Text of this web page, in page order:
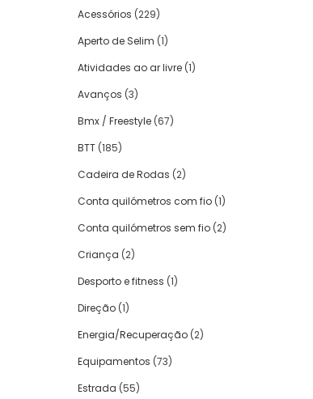
Acessórios (229)
Aperto de Selim (1)
Atividades ao ar livre (1)
Avanços (3)
Bmx / Freestyle (67)
BTT (185)
Cadeira de Rodas (2)
Conta quilómetros com fio (1)
Conta quilómetros sem fio (2)
Criança (2)
Desporto e fitness (1)
Direção (1)
Energia/Recuperação (2)
Equipamentos (73)
Estrada (55)